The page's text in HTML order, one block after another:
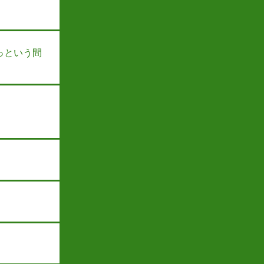
という間